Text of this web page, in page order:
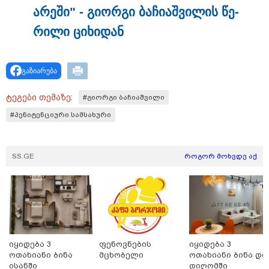
მნიშვნელოვანი ინფორმაცია
11:13 / 05-08-2026
არე­ში" - გი­ორ­გი ბა­ჩი­აშ­ვი­ლის წე­
რი­ლი ცი­ხი­დან
გაზიარება
ტეგები თემაზე: #გიორგი ბაჩიაშვილი
#პენიტენციური სამსახური
SS.GE როგორ მოხვდე აქ
იყიდება 3
ოთახიანი ბინა
ისანში
ფენოვნების
მცხობელი
იყიდება 3
ოთახიანი ბინა
დიღომში